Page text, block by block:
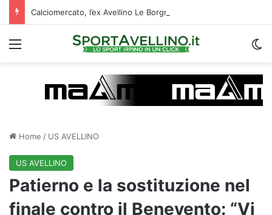
Menu
Home / US AVELLINO
US AVELLINO
Patierno e la sostituzione nel
finale contro il Benevento: “Vi